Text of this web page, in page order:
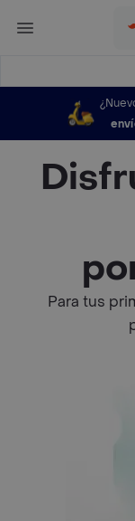
Para tus